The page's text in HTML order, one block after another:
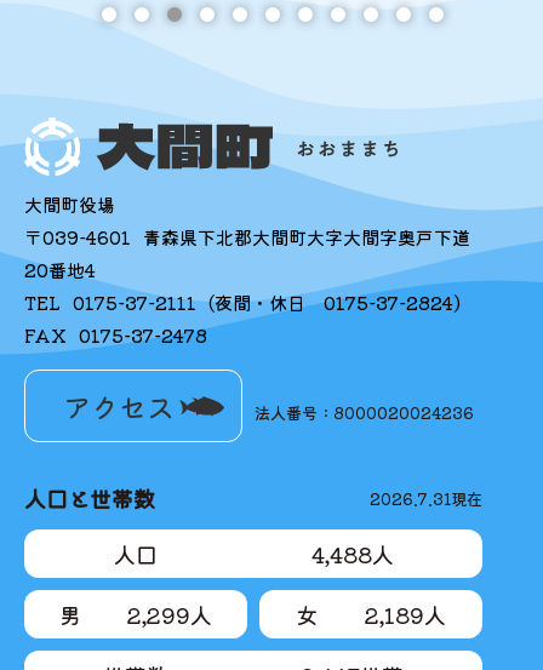
大間町役場
〒039-4601 青森県下北郡大間町大字大間字奥戸下道
20番地4
TEL 0175-37-2111 (夜間・休日0175-37-2824)
FAX 0175-37-2478
アクセス 法人番号：8000020024236
人口と世帯数 2026.7.31現在
人口 4,488人
男
2,299人 女 2,189人